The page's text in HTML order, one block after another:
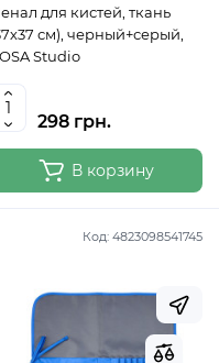
для кистей, ткань
см), черный+серый,
Studio
298 грн.
В корзину
Код: 4823098541745